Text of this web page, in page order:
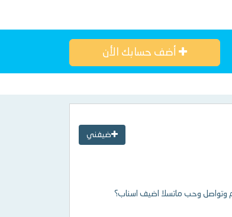
أضف حسابك الأن
ضيفني